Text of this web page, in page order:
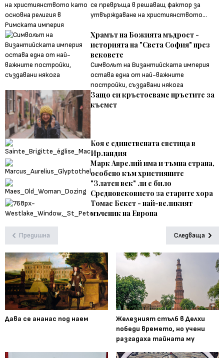
се превръща в решаващ фактор за
утвърждаване на християнството...
Храмът на Божията мъдрост -
историята на "Света София" през
вековете
Символът на Византийската империя
остава една от най-важните
постройки, създавани някога
Защо си кръстосваме пръстите за
късмет
Коя е единствената светица в
Ирландия
Марк Аврелий има и тъмна страна,
особено към християните
"Златен век" ли е било
Средновековието за старите хора
Томас Бекет - най-великият
мъченик на Европа
Предишна Следваща
Дава се ананас под наем
Железният стълб в Делхи
победи времето, но учени
разгадаха тайната му